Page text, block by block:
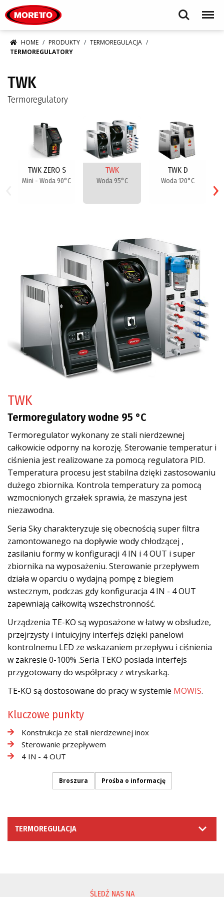
Search Menu
HOME PRODUKTY
TERMOREGULACJA
TERMOREGULATORY
TWK
Termoregulatory
TWK ZERO S
Mini - Woda 90°C
TWK
Woda 95°C
TWK D
Woda 120°C
›
TWK
Termoregulatory wodne 95 °C
Termoregulator wykonany ze stali nierdzewnej
całkowicie odporny na korozję. Sterowanie temperatur i
ciśnienia jest realizowane za pomocą regulatora PID.
Temperatura procesu jest stabilna dzięki zastosowaniu
dużego zbiornika. Kontrola temperatury za pomocą
wzmocnionych grzałek sprawia, że maszyna jest
niezawodna.
Seria Sky charakteryzuje się obecnością super filtra
zamontowanego na dopływie wody chłodzącej ,
zasilaniu formy w konfiguracji 4 IN i 4 OUT i super
zbiornika na wyposażeniu. Sterowanie przepływem
działa w oparciu o wydajną pompę z biegiem
wstecznym, podczas gdy konfiguracja 4 IN - 4 OUT
zapewniają całkowitą wszechstronność.
Urządzenia TE-KO są wyposażone w łatwy w obsłudze,
przejrzysty i intuicyjny interfejs dzięki panelowi
kontrolnemu LED ze wskazaniem przepływu i ciśnienia
w zakresie 0-100% .Seria TEKO posiada interfejs
przygotowany do współpracy z wtryskarką.
TE-KO są dostosowane do pracy w systemie MOWIS.
Kluczowe punkty
Konstrukcja ze stali nierdzewnej inox
Sterowanie przepływem
4 IN - 4 OUT
Broszura Prośba o informację
TERMOREGULACJA
ŚLEDŹ NAS NA